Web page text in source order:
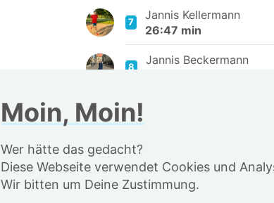
7
Jannis Kellermann
26:47 min
8
Jannis Beckermann
9
10
28:07 min
Sebastian Fürst
Moin, Moin!
Wer hätte das gedacht?
Diese Webseite verwendet Cookies und
Wir bitten um Deine Zustimmung.